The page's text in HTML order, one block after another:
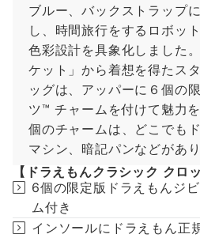
ブルー、バックストラップ
し、時間旅行をするロボッ
色彩設計を具象化しました
ケット」から着想を得たス
ッグは、アッパーに６個の
ツ™ チャームを付けて魅力
個のチャームは、どこでも
マシン、暗記パンなどがあり
【ドラえもんクラシック クロ
6個の限定版ドラえもんジ
ム付き
インソールにドラえもん正